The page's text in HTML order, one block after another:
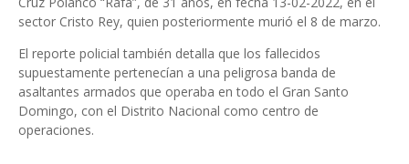
sector Cristo Rey, quien posteriormente murió el 8 de marzo.
El reporte policial también detalla que los fallecidos
supuestamente pertenecían a una peligrosa banda de
asaltantes armados que operaba en todo el Gran Santo
Domingo, con el Distrito Nacional como centro de
operaciones.